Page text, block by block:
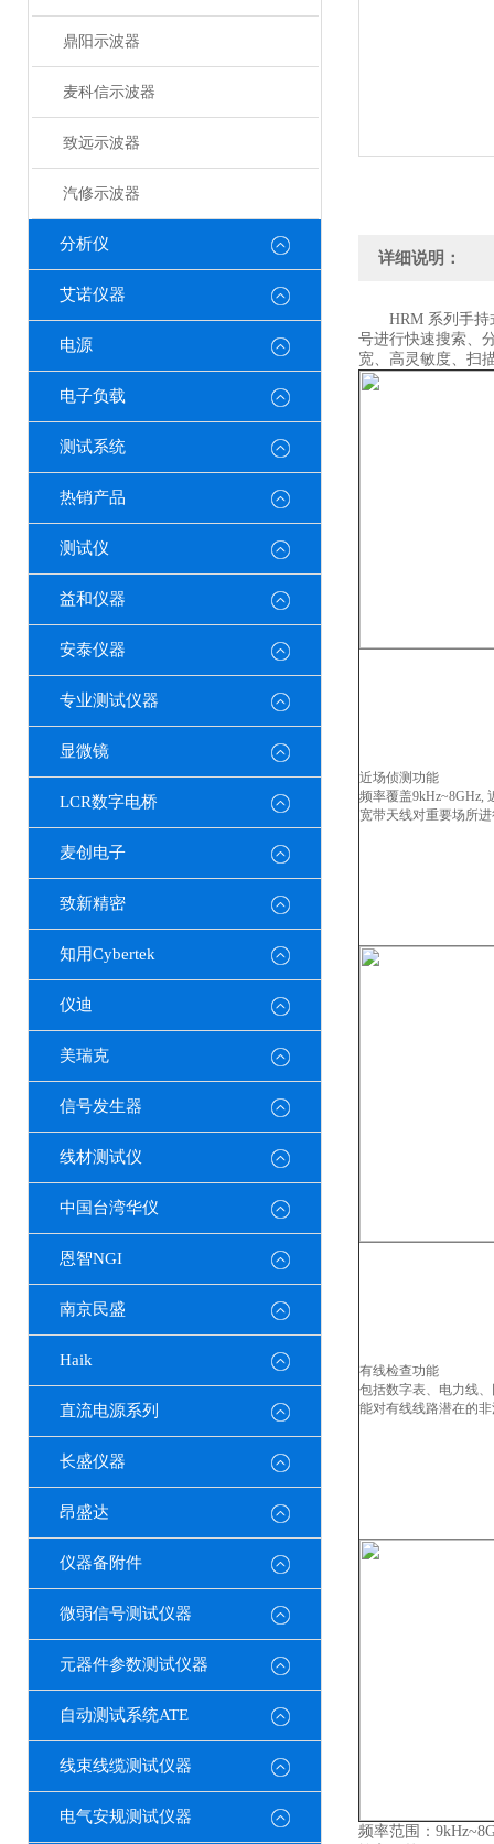
鼎阳示波器
麦科信示波器
致远示波器
汽修示波器
分析仪
艾诺仪器
电源
电子负载
测试系统
热销产品
测试仪
益和仪器
安泰仪器
专业测试仪器
显微镜
LCR数字电桥
麦创电子
致新精密
知用Cybertek
仪迪
美瑞克
信号发生器
线材测试仪
中国台湾华仪
恩智NGI
南京民盛
Haik
直流电源系列
长盛仪器
昂盛达
仪器备附件
微弱信号测试仪器
元器件参数测试仪器
自动测试系统ATE
线束线缆测试仪器
电气安规测试仪器
详细说明：
HRM 系列手持式
号进行快速搜索、
宽、高灵敏度、扫
近场侦测功能
频率覆盖9kHz~8GHz,
宽带天线对重要场所
有线检查功能
包括数字表、电力线
能对有线线路潜在的
频率范围：